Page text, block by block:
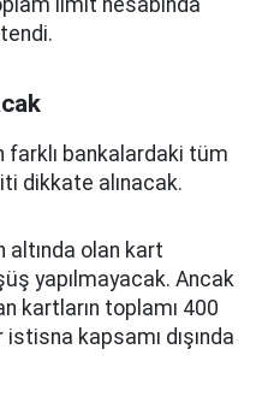
limit hesabında
farklı bankalardaki tüm
dikkate alınacak.
altında olan kart
yapılmayacak. Ancak
kartların toplamı 400
istisna kapsamı dışında